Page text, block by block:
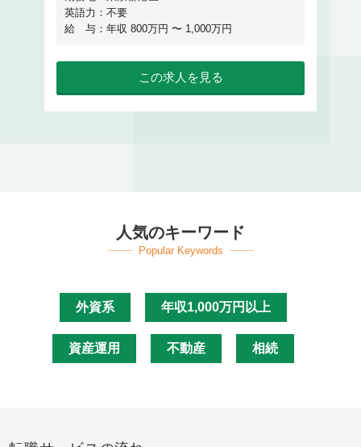
英語力：不要
給 与：年収 800万円 〜 1,000万円
この求人を見る
人気のキーワード
Popular Keywords
外資系 年収1,000万円以上
資産運用 不動産 相続